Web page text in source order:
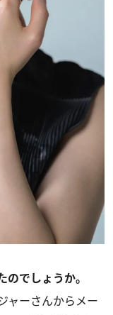
でしょうか。
ャーさんからメー